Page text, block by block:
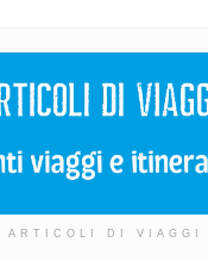
ARTICOLI DI VIAGGI